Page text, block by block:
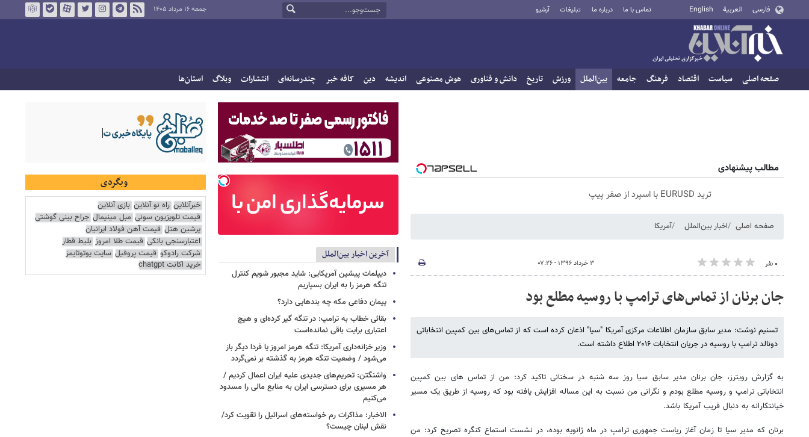
فارسی العربية English تماس با ما درباره ما تبلیغات آرشیو جمعه ۱۶ مرداد ۱۴۰۵
صفحه اصلی سیاست اقتصاد فرهنگ جامعه بین‌الملل ورزش تاریخ دانش و فناوری هوش مصنوعی اندیشه دین کافه خبر چندرسانه‌ای انتشارات وبلاگ استان‌ها
مطالب پیشنهادی
ترید EURUSD با اسپرد از صفر پیپ
صفحه اصلی اخبار بین‌الملل آمریکا
۰ نفر ۳ خرداد ۱۳۹۶ - ۰۷:۲۶
جان برنان از تماس‌های ترامپ با روسیه مطلع بود
تسنیم نوشت: مدیر سابق سازمان اطلاعات مرکزی آمریکا "سیا" اذعان کرده است که از تماس‌های بین کمپین انتخاباتی
دونالد ترامپ با روسیه در جریان انتخابات ۲۰۱۶ اطلاع داشته است.
به گزارش رویترز، جان برنان مدیر سابق سیا روز سه شنبه در سخنانی تاکید کرد: من از تماس های بین کمپین
انتخاباتی ترامپ و روسیه مطلع بودم و نگرانی من نسبت به این مساله افزایش یافته بود که روسیه از طریق یک مسیر
خیانتکارانه به دنبال فریب آمریکا باشد.
برنان که مدیر سیا تا زمان آغاز ریاست جمهوری ترامپ در ماه ژانویه بوده، در نشست استماع کنگره تصریح کرد: من
آخرین اخبار بین‌الملل
دیپلمات پیشین آمریکایی: شاید مجبور شویم کنترل
تنگه هرمز را به ایران بسپاریم
پیمان دفاعی مکه چه بندهایی دارد؟
بقائی خطاب به ترامپ: در تنگه گیر کرده‌ای و هیچ
اعتباری برایت باقی نمانده‌است
وزیر خزانه‌داری آمریکا: تنگه هرمز امروز یا فردا دیگر باز
می‌شود / وضعیت تنگه هرمز به گذشته بر نمی‌گردد
واشنگتن: تحریم‌های جدیدی علیه ایران اعمال کردیم /
هر مسیری برای دسترسی ایران به منابع مالی را مسدود
می‌کنیم
الاخبار: مذاکرات رم خواسته‌های اسرائیل را تقویت کرد/
نقش لبنان چیست؟
وبگردی
خبرآنلاین راه نو آنلاین بازی آنلاین
قیمت تلویزیون سونی مبل مینیمال جراح بینی گوشتی
پرشین هتل قیمت آهن فولاد ایرانیان
اعتبارسنجی بانکی قیمت طلا امروز بلیط قطار
شرکت رادوکو قیمت پروفیل سایت یوتوتایمز
خرید اکانت chatgpt